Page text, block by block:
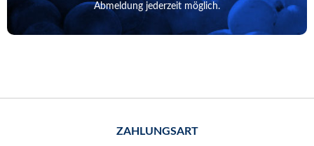
Abmeldung jederzeit möglich.
ZAHLUNGSART